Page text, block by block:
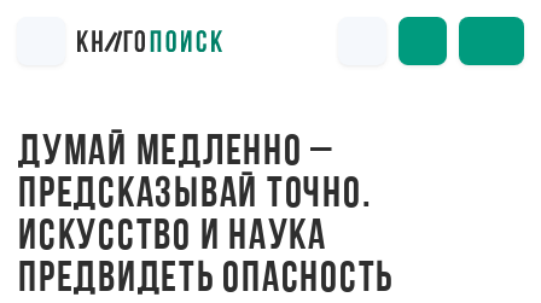
ДУМАЙ МЕДЛЕННО –
ПРЕДСКАЗЫВАЙ ТОЧНО.
ИСКУССТВО И НАУКА
ПРЕДВИДЕТЬ ОПАСНОСТЬ